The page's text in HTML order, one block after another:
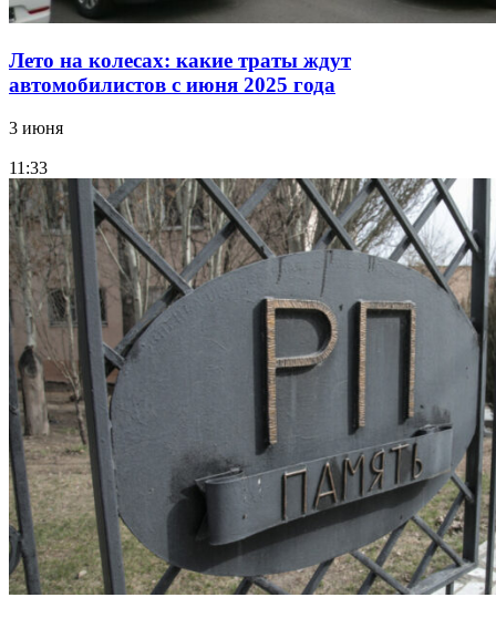
Лето на колесах: какие траты ждут
автомобилистов с июня 2025 года
3 июня
11:33